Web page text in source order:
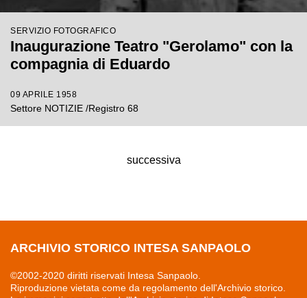
SERVIZIO FOTOGRAFICO
Inaugurazione Teatro "Gerolamo" con la
compagnia di Eduardo
09 APRILE 1958
Settore NOTIZIE /Registro 68
successiva
ARCHIVIO STORICO INTESA SANPAOLO
©2002-2020 diritti riservati Intesa Sanpaolo.
Riproduzione vietata come da regolamento dell'Archivio storico.